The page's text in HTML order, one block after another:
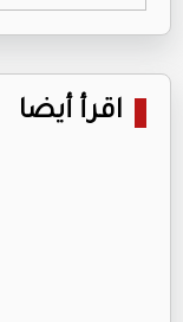
اقرأ أيضا